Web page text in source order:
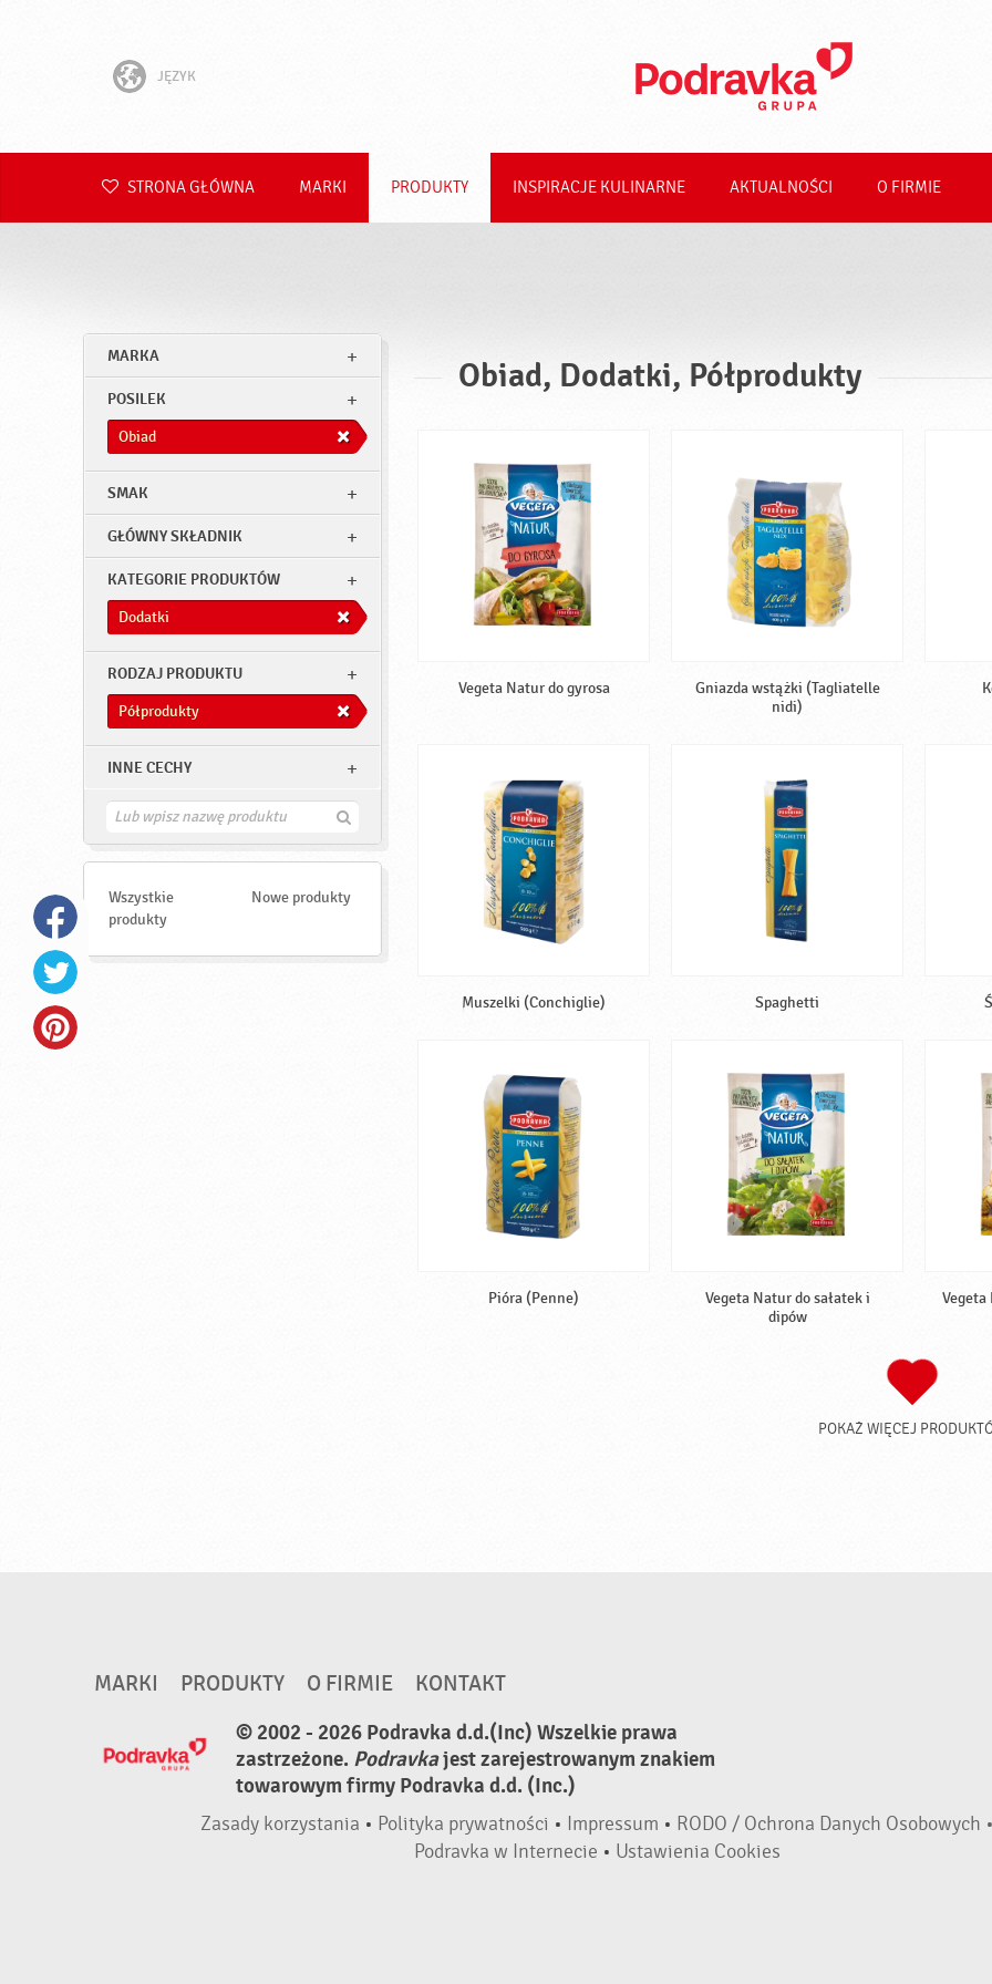
JĘZYK
Hrvatski
Română
Deutsch
STRONA GŁÓWNA MARKI PRODUKTY INSPIRACJE KULINARNE AKTUALNOŚCI O FIRMIE
MARKA
POSILEK
Obiad
SMAK
GŁÓWNY SKŁADNIK
KATEGORIE PRODUKTÓW
Dodatki
RODZAJ PRODUKTU
Półprodukty
INNE CECHY
Z
d
Wszystkie
produkty
Nowe produkty
Obiad, Dodatki, Półprodukty
Vegeta Natur do gyrosa
Gniazda wstążki (Tagliatelle
nidi)
Muszelki (Conchiglie) Spaghetti
Pióra (Penne)
Vegeta Natur do sałatek i
dipów
POKAŻ WIĘCEJ
MARKI PRODUKTY O FIRMIE
KONTAKT
© 2002 - 2026 Podravka d.d.(Inc) Wszelkie prawa
zastrzeżone. Podravkajest zarejestrowanym znakiem
towarowym firmy Podravka d.d. (Inc.)
Zasady korzystania • Polityka prywatności • Impressum • RODO / Ochrona Danych Osobowych •
Podravka w Internecie • Ustawienia Cookies